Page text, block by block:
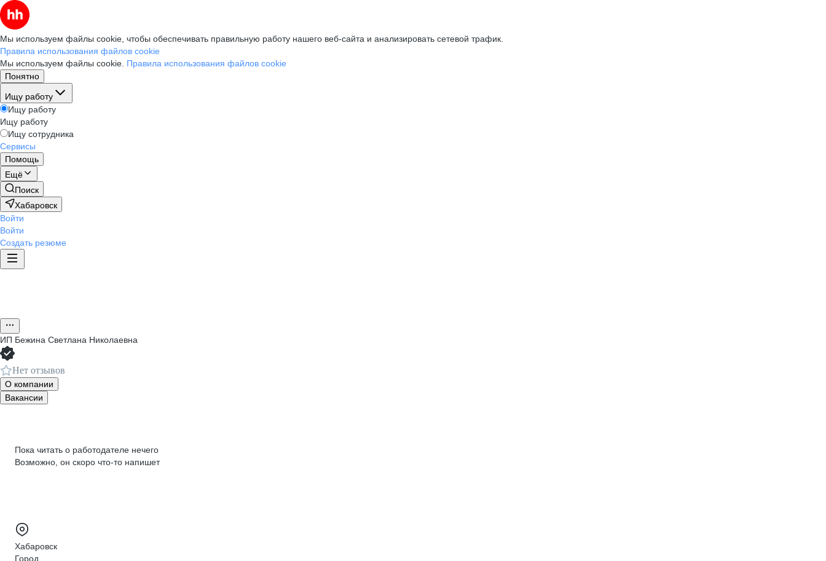
Мы используем файлы cookie, чтобы обеспечивать правильную работу нашего веб-сайта и анализировать сетевой трафик.
Правила использования файлов cookie
Мы используем файлы cookie. Правила использования файлов cookie
Понятно
Ищу работу
Ищу работу
Ищу работу
Ищу сотрудника
Сервисы
Помощь
Ещё
Поиск
Хабаровск
Войти
Войти
Создать резюме
ИП Бежина Светлана Николаевна
Нет отзывов
О компании
Вакансии
Пока читать о работодателе нечего
Возможно, он скоро что‑то напишет
Хабаровск
Город